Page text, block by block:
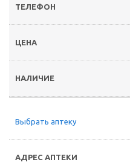
Выбрать аптеку